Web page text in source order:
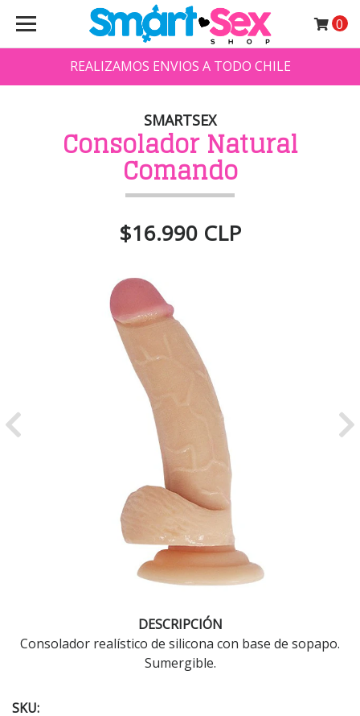
REALIZAMOS ENVIOS A TODO CHILE
0
SMARTSEX
Consolador Natural
Comando
$16.990 CLP
Previous
DESCRIPCIÓN
Consolador realístico de silicona con base de sopapo.
Sumergible.
SKU: